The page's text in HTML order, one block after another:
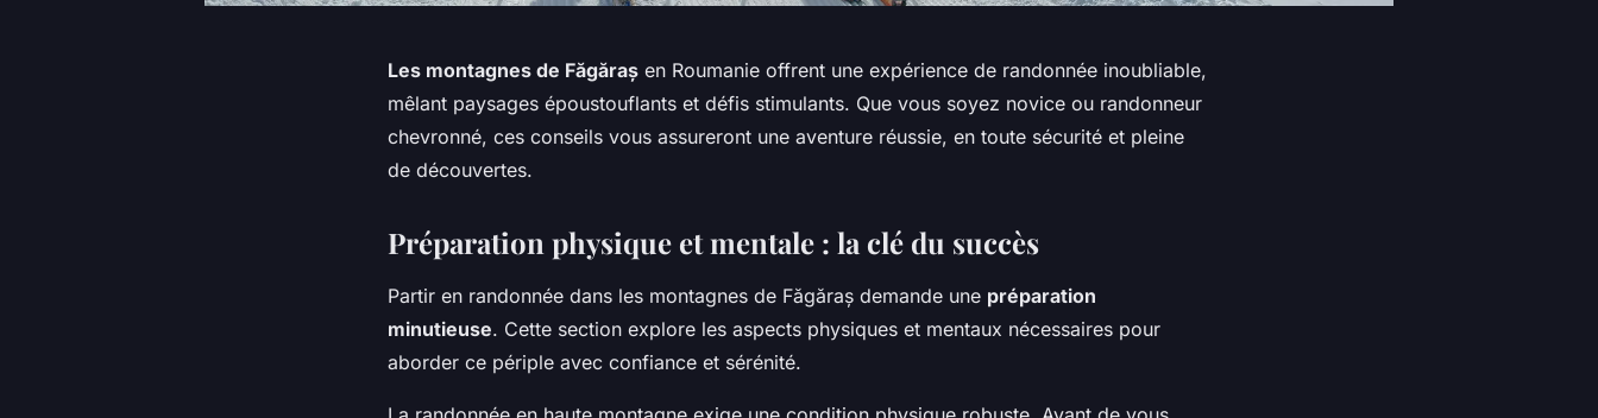
Les montagnes de Făgăraș en Roumanie offrent une expérience de randonnée inoubliable,
mêlant paysages époustouflants et défis stimulants. Que vous soyez novice ou randonneur
chevronné, ces conseils vous assureront une aventure réussie, en toute sécurité et pleine
de découvertes.
Préparation physique et mentale : la clé du succès
Partir en randonnée dans les montagnes de Făgăraș demande une préparation
minutieuse. Cette section explore les aspects physiques et mentaux nécessaires pour
aborder ce périple avec confiance et sérénité.